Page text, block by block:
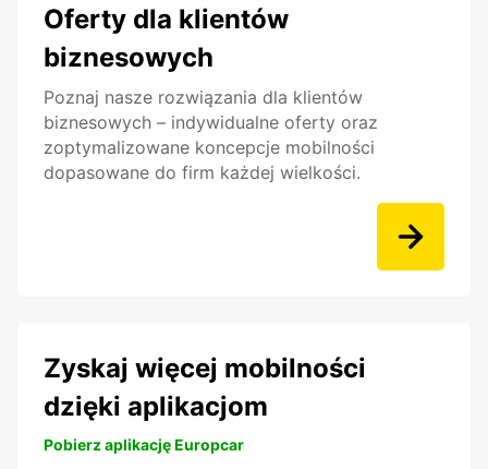
Oferty dla klientów
biznesowych
Poznaj nasze rozwiązania dla klientów
biznesowych – indywidualne oferty oraz
zoptymalizowane koncepcje mobilności
dopasowane do firm każdej wielkości.
Zyskaj więcej mobilności
dzięki aplikacjom
Pobierz aplikację Europcar